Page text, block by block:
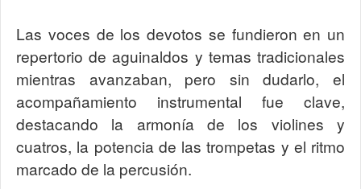
Las voces de los devotos se fundieron en un
repertorio de aguinaldos y temas tradicionales
mientras avanzaban, pero sin dudarlo, el
acompañamiento instrumental fue clave,
destacando la armonía de los violines y
cuatros, la potencia de las trompetas y el ritmo
marcado de la percusión.